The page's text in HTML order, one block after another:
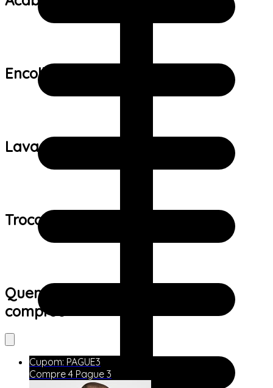
Encolhimento:
Lavagem:
Trocas e devoluções:
Quem viu este produto também
comprou